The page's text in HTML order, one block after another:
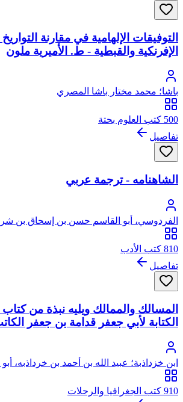
التوفيقات الإلهامية في مقارنة
الإفرنكية والقبطية - ط. الأميرية ملون
باشا؛ محمد مختار باشا المصري
500 كتب العلوم بحتة
تفاصيل
الشاهنامه - ترجمة عربي
الفردوسي، أبو القاسم حسن بن إسحاق بن
810 كتب الأدب
تفاصيل
المسالك والممالك ويليه نبذة من
الكتابة لأبي جعفر قدامة بن جعفر
ابن خزداذبة؛ عبيد الله بن أحمد بن خرداذبه،
910 كتب الجغرافيا والرحلات